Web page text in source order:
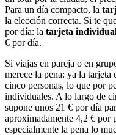
Para un día compacto, la
la elección correcta. Si te
por día: la tarjeta
€ por día.
Si viajas en pareja o en
merece la pena: ya la
cinco personas, lo que por
individuales. A lo largo de
supone unos 21 € por día
aproximadamente 4,2 € por
especialmente la pena lo